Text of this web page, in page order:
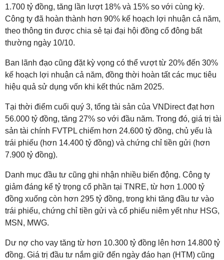
1.700 tỷ đồng, tăng lần lượt 18% và 15% so với cùng kỳ.
Công ty đã hoàn thành hơn 90% kế hoạch lợi nhuận cả năm,
theo thông tin được chia sẻ tại đại hội đồng cổ đông bất
thường ngày 10/10.
Ban lãnh đạo cũng đặt kỳ vọng có thể vượt từ 20% đến 30%
kế hoạch lợi nhuận cả năm, đồng thời hoàn tất các mục tiêu
hiệu quả sử dụng vốn khi kết thúc năm 2025.
Tại thời điểm cuối quý 3, tổng tài sản của VNDirect đạt hơn
56.000 tỷ đồng, tăng 27% so với đầu năm. Trong đó, giá trị tài
sản tài chính FVTPL chiếm hơn 24.600 tỷ đồng, chủ yếu là
trái phiếu (hơn 14.400 tỷ đồng) và chứng chỉ tiền gửi (hơn
7.900 tỷ đồng).
Danh mục đầu tư cũng ghi nhận nhiều biến động. Công ty
giảm đáng kể tỷ trọng cổ phần tại TNRE, từ hơn 1.000 tỷ
đồng xuống còn hơn 295 tỷ đồng, trong khi tăng đầu tư vào
trái phiếu, chứng chỉ tiền gửi và cổ phiếu niêm yết như HSG,
MSN, MWG.
Dư nợ cho vay tăng từ hơn 10.300 tỷ đồng lên hơn 14.800 tỷ
đồng. Giá trị đầu tư nắm giữ đến ngày đáo hạn (HTM) cũng